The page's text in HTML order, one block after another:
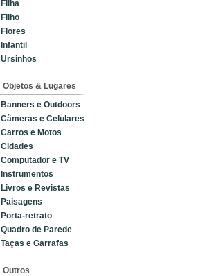
Filha
Filho
Flores
Infantil
Ursinhos
Objetos & Lugares
Banners e Outdoors
Câmeras e Celulares
Carros e Motos
Cidades
Computador e TV
Instrumentos
Livros e Revistas
Paisagens
Porta-retrato
Quadro de Parede
Taças e Garrafas
Outros